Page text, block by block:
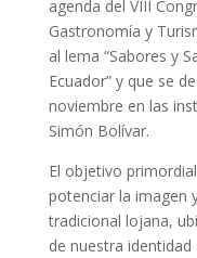
agenda del VIII
Gastronomía y
al lema “Sabores y
Ecuador” y que se
noviembre en las
Simón Bolívar.
El objetivo
potenciar la imagen
tradicional lojana,
de nuestra